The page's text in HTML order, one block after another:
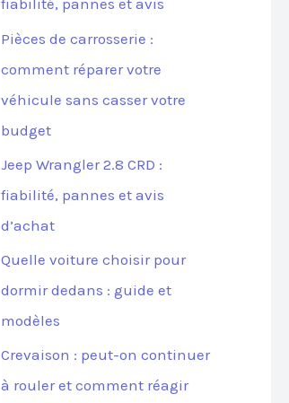
fiabilité, pannes et avis
Pièces de carrosserie :
comment réparer votre
véhicule sans casser votre
budget
Jeep Wrangler 2.8 CRD :
fiabilité, pannes et avis
d’achat
Quelle voiture choisir pour
dormir dedans : guide et
modèles
Crevaison : peut-on continuer
à rouler et comment réagir